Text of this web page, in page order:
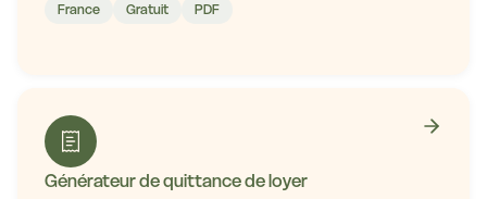
France Gratuit PDF
Générateur de quittance de loyer